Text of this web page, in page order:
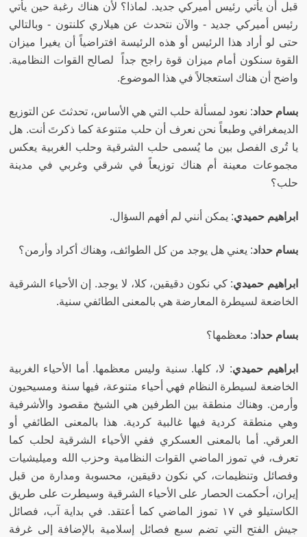
قبل أن يأتي رئيس أميركي جديد. لماذا؟ لأن هناك رغبة حين يأتي
رئيس أميركي جديد - والآن نتحدث عن هيلاري كلنتون - وبالتالي
حتى لو أراد هذا الرئيس أو هذه الرئيسة افتراضياً أن يغيرا ميزان
القوة سنكون أمام ميزان قوة راجح جداً لصالح القوات النظامية.
واضح أن هناك استعجالاً في هذا الموضوع.
بسام حداد: نعود لمسألة حلب التي هي الأساس، تحدثتَ عن التوزيع
الديمغرافي وطبعاً نحن نعرف أن حلب متنوعة كما ذكرتَ أنت. هل
يا تُرى الفصل بين ما يُسمى حلب الشرقية وحلب الغربية يعكس
مجموعات معينة أم هناك توزيعاً في شرقي وغربي في مدينة
حلب؟
ابراهيم حميدي: يمكن أنني لم أفهم السؤال.
بسام حداد: يعني هل يوجد من كل الطوائف، وهناك أكراد وأرمن؟
ابراهيم حميدي:كي نكون دقيقين، كلا، لا يوجد.
إن الأحياء الشرقية
الخاضعة لسيطرة المعارضة هي بالمعنى الطائفي سنية.
بسام حداد: معظمها؟
ابراهيم حميدي: لا، كلها. سنية وليس معظمها.
أما الأحياء الغربية
الخاضعة لسيطرة النظام فهي أحياء متنوعة، فيها سنة ومسيحيون
وأرمن. وهناك منطقة بين الطرفين هي الشيخ مقصود والأشرفية
وهي منطقة كردية فيها غالبية كردية. هذا بالمعنى الطائفي أو
العرقي.
أما بالمعنى العسكري ففي الأحياء الشرقية لحلب كما
تعرف، في تموز الماضي القوات النظامية وحزب الله وميليشيات
وفصائل وتنظيمات، كي نكون دقيقين، محسوبة ومدارة من قبل
إيران، أحكمت الحصار على الأحياء الشرقية وسيطرت على طريق
الكاستيلو في ١٧ تموز الماضي كما أعتقد
. في بداية آب، فصائل
جيش الفتح التي تضم سبع فصائل إسلامية بالإضافة إلى غرفة